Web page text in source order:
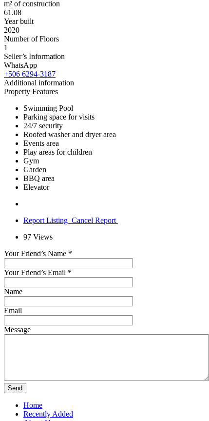
m² of construction
61.08
Year built
2020
Number of Floors
1
Seller’s Information
WhatsApp
+506 6294-3187
Additional information
Property Features
Swimming Pool
Parking space for visits
24/7 security
Roofed washer and dryer area
Events area
Play areas for children
Gym
Garden
BBQ area
Elevator
Report Listing Cancel Report
97 Views
Your Friend’s Name *
Your Friend’s Email *
Name
Email
Message
Home
Recently Added